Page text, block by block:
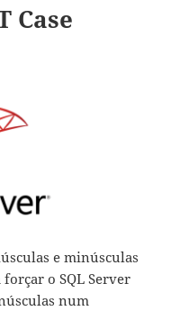
Case
e minúsculas
o SQL Server
num